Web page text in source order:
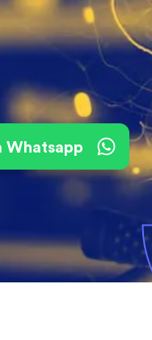
Whatsapp